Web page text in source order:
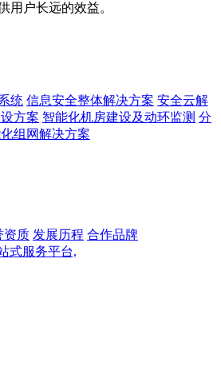
用户长远的效益。
统 信息安全整体解决方案 安全云解
方案 智能化机房建设及动环监测 分
组网解决方案
资质 发展历程 合作品牌
式服务平台,